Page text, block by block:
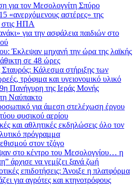
για τον Μεσολογγίτη Σπύρο
«ανερχόμενους αστέρες» της
στις ΗΠΑ
για την ασφάλεια παιδιών στο
Έκλεψαν μηχανή την ώρα της λαϊκής
σε 48 ώρες
Κάλεσμα στήριξης των
τρόφιμα και υγειονομικό υλικό
Πανήγυρη της Ιεράς Μονής
Ναύπακτο
για άμεση στελέχωση έργου
φυσικού αερίου
και αθλητικές εκδηλώσεις όλο τον
πρόγραμμα
στον τζόγο
στο κέντρο του Μεσολογγίου… η
άρχισε να γεμίζει ξανά ζωή
επιδοτήσεις: Άνοιξε η πλατφόρμα
για αγρότες και κτηνοτρόφους